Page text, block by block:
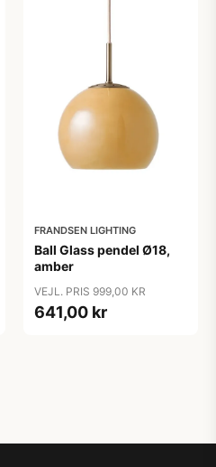
FRANDSEN LIGHTING
Ball Glass pendel Ø18,
amber
VEJL. PRIS 999,00 KR
641,00 kr